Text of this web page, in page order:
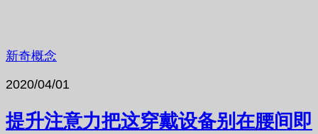
新奇概念
2020/04/01
提升注意力把这穿戴设备别在腰间即